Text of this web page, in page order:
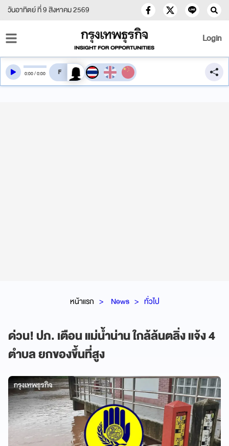
วันอาทิตย์ ที่ 9 สิงหาคม 2569
Login
หน้าแรก News ทั่วไป
ด่วน! ปภ. เตือน แม่น้ำน่าน ใกล้ล้นตลิ่ง แจ้ง 4
ตำบล ยกของขึ้นที่สูง
0:00/0:00 สลับเสียงอ่าน